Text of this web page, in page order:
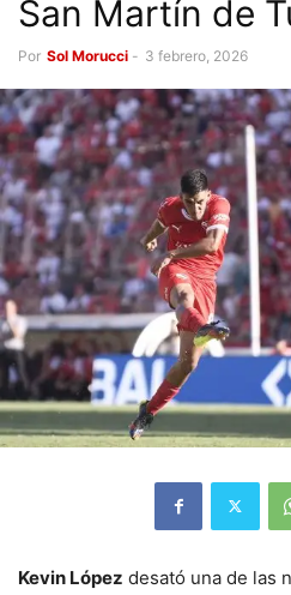
San Martín de
Por Sol Morucci - 3 febrero, 2026
Kevin López desató una de las